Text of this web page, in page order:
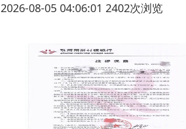
2026-08-05 04:06:01 2402次浏览